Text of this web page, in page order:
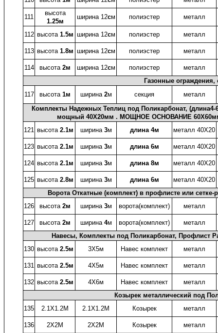
111
высота
1.25м
ширина 12см полиэстер металл
112 высота1.5м ширина 12см полиэстер металл
113 высота1.8м ширина 12см полиэстер металл
114 высота2м ширина 12см полиэстер
металл
Газонные ограждения,
117
высота1м ширина 2м секция
металл
Комплекты Надежных Теплиц под Поликарбонат,
мощный 40X20мм . МОЩНОЕ ОСНОВАНИЕ
121 высота2.1м ширина 3м длина 4м металл 40X20
123 высота2.1м ширина 3м длина 6м металл 40X20
124 высота2.1м ширина 3м длина 8м металл 40X20
125 высота2.8м ширина 3м длина 6м
металл 40X20
Ворота Откатные (комплект) в профлисте или
126
высота2м ширина 3м ворота(комплект) металл
127 высота2м ширина 4м ворота(комплект)
металл
Навесы, Комплекты под Поликарбонат, Профлист
130 высота2.5м 3X5м Навес комплект металл
131 высота2.5м 4X5м Навес комплект металл
132 высота2.5м 4X6м Навес комплект
металл
Козырек металлический под
135
2.1X1.2М 2.1X1.2М Козырек металл
136 2X2М 2X2М Козырек
металл